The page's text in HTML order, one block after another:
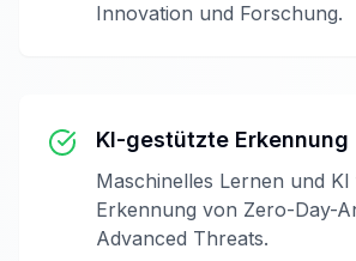
Innovation und Forschung.
KI-gestützte Erkennung
Maschinelles Lernen und
Erkennung von Zero-Day-
Advanced Threats.